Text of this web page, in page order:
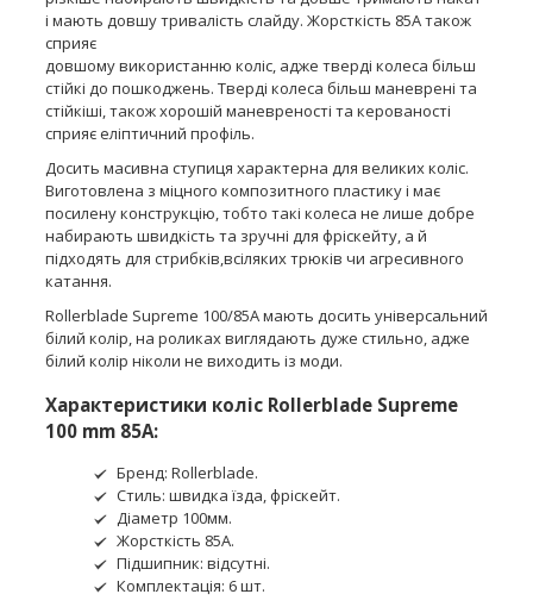
і мають довшу тривалість слайду. Жорсткість 85А також
сприяє
довшому використанню коліс, адже тверді колеса більш
стійкі до пошкоджень. Тверді колеса більш маневрені та
стійкіші, також хорошій маневреності та керованості
сприяє еліптичний профіль.
Досить масивна ступиця характерна для великих коліс.
Виготовлена з міцного композитного пластику і має
посилену конструкцію, тобто такі колеса не лише добре
набирають швидкість та зручні для фріскейту, а й
підходять для стрибків,всіляких трюків чи агресивного
катання.
Rollerblade Supreme 100/85A мають досить універсальний
білий колір, на роликах виглядають дуже стильно, адже
білий колір ніколи не виходить із моди.
Характеристики коліс Rollerblade Supreme
100 mm 85A:
Бренд: Rollerblade.
Стиль: швидка їзда, фріскейт.
Діаметр 100мм.
Жорсткість 85А.
Підшипник: відсутні.
Комплектація: 6 шт.